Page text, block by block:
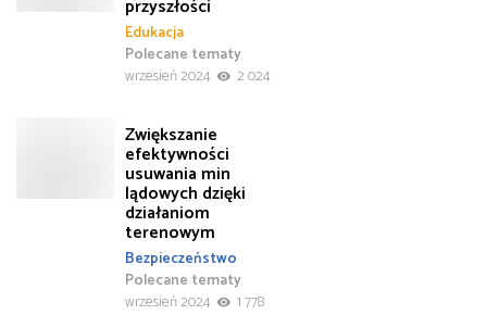
przyszłości
Edukacja
Polecane tematy
wrzesień 2024
2 024
Zwiększanie
efektywności
usuwania min
lądowych dzięki
działaniom
terenowym
Bezpieczeństwo
Polecane tematy
wrzesień 2024
1 778